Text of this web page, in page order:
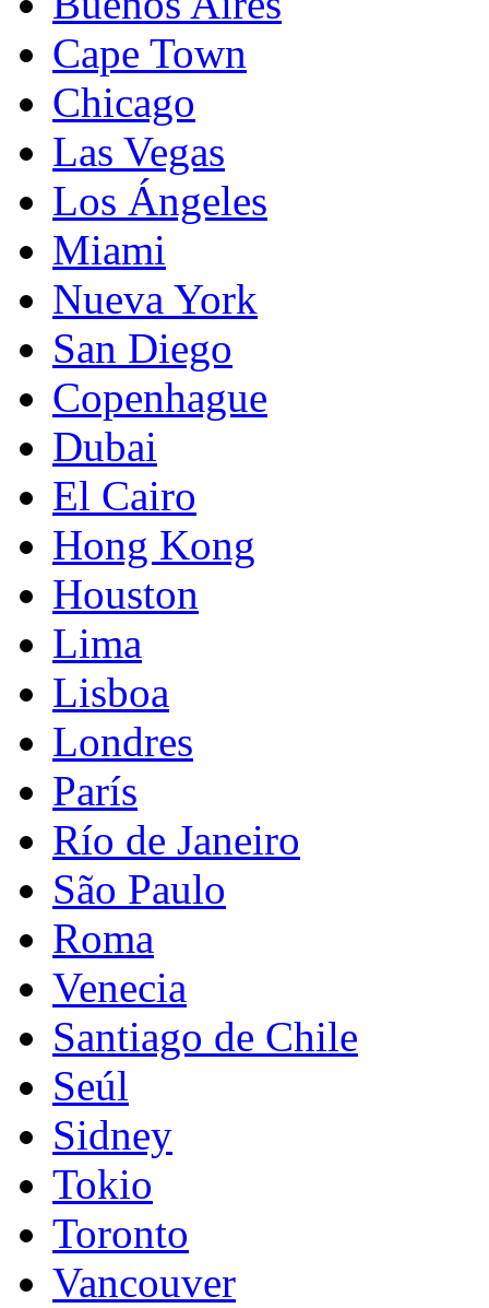
Cape Town
Chicago
Las Vegas
Los Ángeles
Miami
Nueva York
San Diego
Copenhague
Dubai
El Cairo
Hong Kong
Houston
Lima
Lisboa
Londres
París
Río de Janeiro
São Paulo
Roma
Venecia
Santiago de Chile
Seúl
Sidney
Tokio
Toronto
Vancouver